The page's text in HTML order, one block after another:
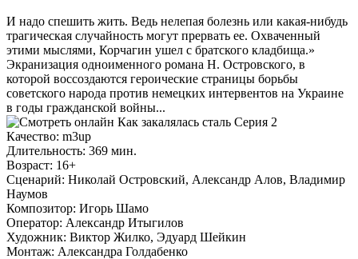
И надо спешить жить. Ведь нелепая болезнь или какая-нибудь
трагическая случайность могут прервать ее. Охваченный
этими мыслями, Корчагин ушел с братского кладбища.»
Экранизация одноименного романа Н. Островского, в
которой воссоздаются героические страницы борьбы
советского народа против немецких интервентов на Украине
в годы гражданской войны...
Качество: m3up
Длительность: 369 мин.
Возраст: 16+
Сценарий: Николай Островский, Александр Алов, Владимир
Наумов
Композитор: Игорь Шамо
Оператор: Александр Итыгилов
Художник: Виктор Жилко, Эдуард Шейкин
Монтаж: Александра Голдабенко